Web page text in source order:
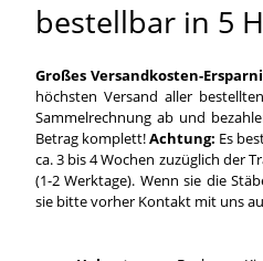
bestellbar in 5
Großes Versandkosten-
höchsten Versand aller
Sammelrechnung ab und
Betrag komplett!Achtung: Es
ca. 3 bis 4 Wochen zuzüglich der
(1-2 Werktage). Wenn sie die
sie bitte vorher Kontakt mit uns